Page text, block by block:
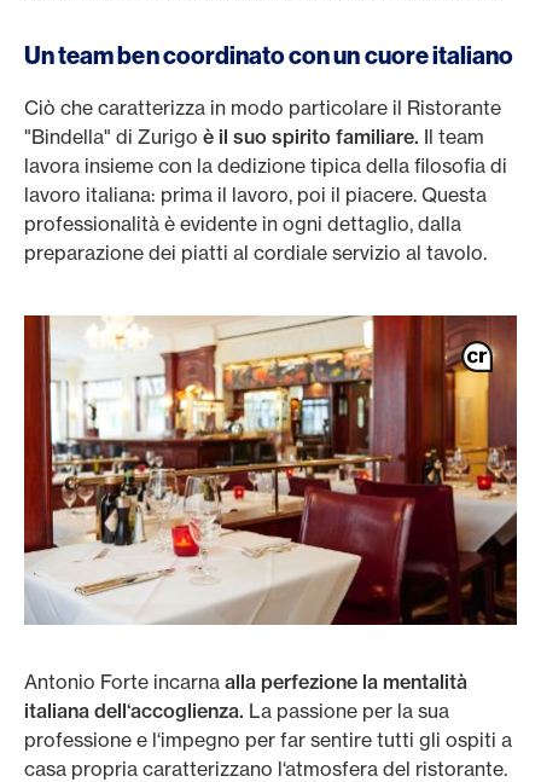
Un team ben coordinato con un cuore italiano
Ciò che caratterizza in modo particolare il Ristorante
"Bindella" di Zurigo è il suo spirito familiare. Il team
lavora insieme con la dedizione tipica della filosofia di
lavoro italiana: prima il lavoro, poi il piacere. Questa
professionalità è evidente in ogni dettaglio, dalla
preparazione dei piatti al cordiale servizio al tavolo.
Antonio Forte incarna alla perfezione la mentalità
italiana dell‘accoglienza. La passione per la sua
professione e l‘impegno per far sentire tutti gli ospiti a
casa propria caratterizzano l‘atmosfera del ristorante.